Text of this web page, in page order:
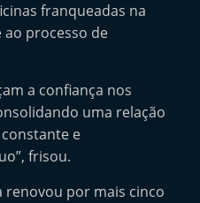
franqueadas na
processo de
a confiança nos
uma relação
e
frisou.
renovou por mais cinco